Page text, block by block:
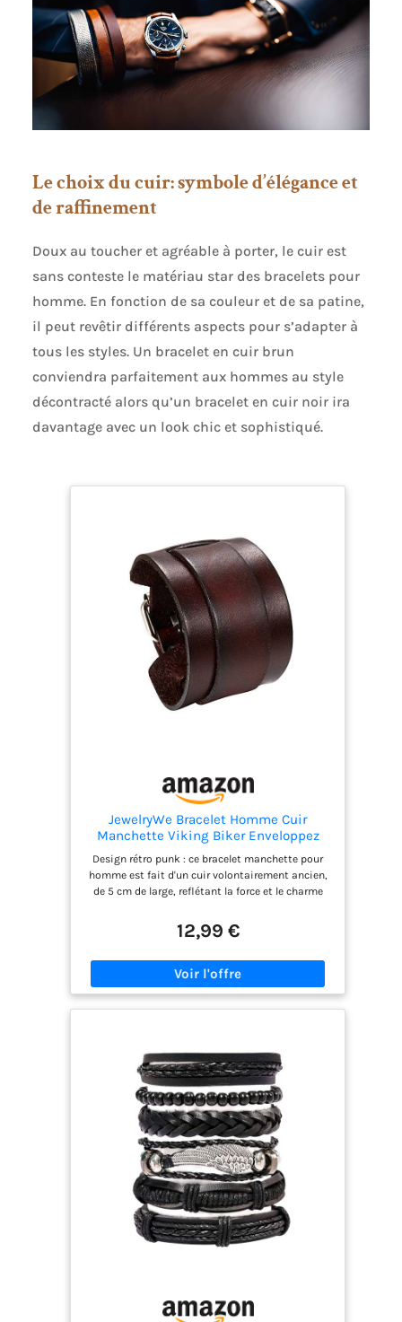
Le choix du cuir: symbole d’élégance et
de raffinement
Doux au toucher et agréable à porter, le cuir est
sans conteste le matériau star des bracelets pour
homme. En fonction de sa couleur et de sa patine,
il peut revêtir différents aspects pour s’adapter à
tous les styles. Un bracelet en cuir brun
conviendra parfaitement aux hommes au style
décontracté alors qu’un bracelet en cuir noir ira
davantage avec un look chic et sophistiqué.
JewelryWe Bracelet Homme Cuir
Manchette Viking Biker Enveloppez
Adjustable,Bracelet de Force Moto
Fantaisie Style Rock Punk
Gothique,Cadeau pour Homme
Design rétro punk : ce bracelet manchette pour
homme est fait d'un cuir volontairement ancien,
de 5 cm de large, reflétant la force et le charme
en Cuir Texturé：Fabriqué en cuir texturé, ce
bracelet manchette pour homme est doux,
et noir, il est élégant et polyvalent. Taille de Port
Ajustable：Ce bracelet de force pour homme est
plupart des poignets masculins. Le bracelet
mesure 5 cm de large, montrant votre force et
votre charme. Accessoire ou cadeau idéal:Ce
bracelet manchette punk pour homme est
élégant et viril. Il est très polyvalent, non
seulement peut être utilisé comme un accessoire
idéal pour un usage quotidien, mais aussi
comme un excellent cadeau pour les
anniversaires, la fête des pères et la Saint-
Valentin. Achat sans souci : Si vous rencontrez
des problèmes, veuillez nous envoyer un e-mail,
nous vous répondrons dans les 24 heures et vous
donnerons une solution satisfaisante.
12,99 €